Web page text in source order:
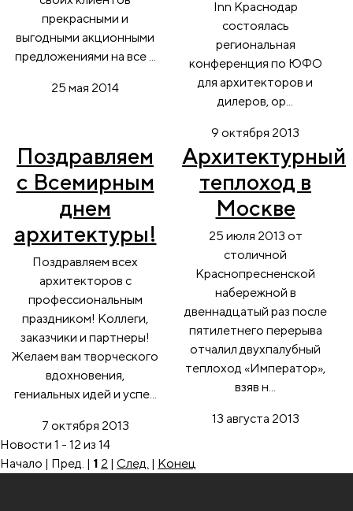
прекрасными и
выгодными акционными
предложениями на все ...
25 мая 2014
Inn Краснодар
состоялась
региональная
конференция по ЮФО
для архитекторов и
дилеров, ор...
9 октября 2013
Поздравляем
с Всемирным
днем
архитектуры!
Поздравляем всех
архитекторов с
профессиональным
праздником! Коллеги,
заказчики и партнеры!
Желаем вам творческого
вдохновения,
гениальных идей и успе...
7 октября 2013
Архитектурный
теплоход в
Москве
25 июля 2013 от
столичной
Краснопресненской
набережной в
двеннадцатый раз после
пятилетнего перерыва
отчалил двухпалубный
теплоход «Император»,
взяв н...
13 августа 2013
Новости 1 - 12 из 14
Начало | Пред. | 1 2 | След. | Конец